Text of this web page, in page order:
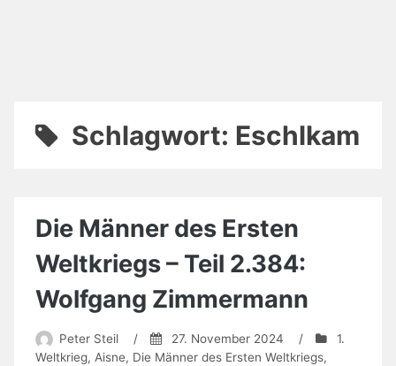
Schlagwort: Eschlkam
Die Männer des Ersten
Weltkriegs – Teil 2.384:
Wolfgang Zimmermann
Peter Steil / 27. November 2024 /
1.
Weltkrieg, Aisne, Die Männer des Ersten Weltkriegs,